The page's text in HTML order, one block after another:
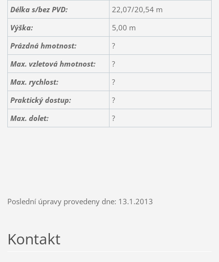
Délka s/bez PVD:
22,07/20,54 m
Výška:
5,00 m
Prázdná hmotnost:
?
Max. vzletová hmotnost:
?
Max. rychlost:
?
Praktický dostup:
?
Max. dolet:
?
Poslední úpravy provedeny dne: 13.1.2013
Kontakt